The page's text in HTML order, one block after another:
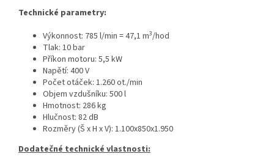
Technické parametry:
Výkonnost: 785 l/min = 47,1 m3/hod
Tlak: 10 bar
Příkon motoru: 5,5 kW
Napětí: 400 V
Počet otáček: 1.260 ot./min
Objem vzdušníku: 500 l
Hmotnost: 286 kg
Hlučnost: 82 dB
Rozměry (Š x H x V): 1.100x850x1.950
Dodatečné technické vlastnosti: